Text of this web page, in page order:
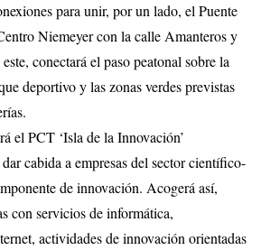
para unir, por un lado, el Puente
Niemeyer con la calle Amanteros y
conectará el paso peatonal sobre la
deportivo y las zonas verdes previstas
el PCT ‘Isla de la Innovación’
cabida a empresas del sector científico-
de innovación. Acogerá así,
con servicios de informática,
actividades de innovación orientadas